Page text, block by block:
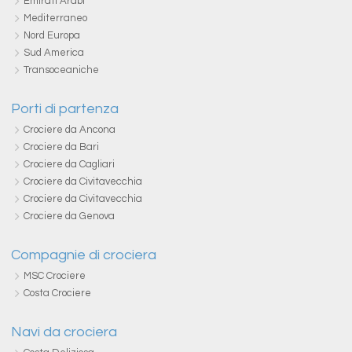
Mediterraneo
Nord Europa
Sud America
Transoceaniche
Porti di partenza
Crociere da Ancona
Crociere da Bari
Crociere da Cagliari
Crociere da Civitavecchia
Crociere da Civitavecchia
Crociere da Genova
Compagnie di crociera
MSC Crociere
Costa Crociere
Navi da crociera